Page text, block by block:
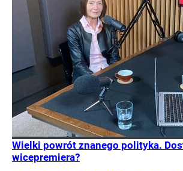
Wielki powrót znanego polityka.
wicepremiera?